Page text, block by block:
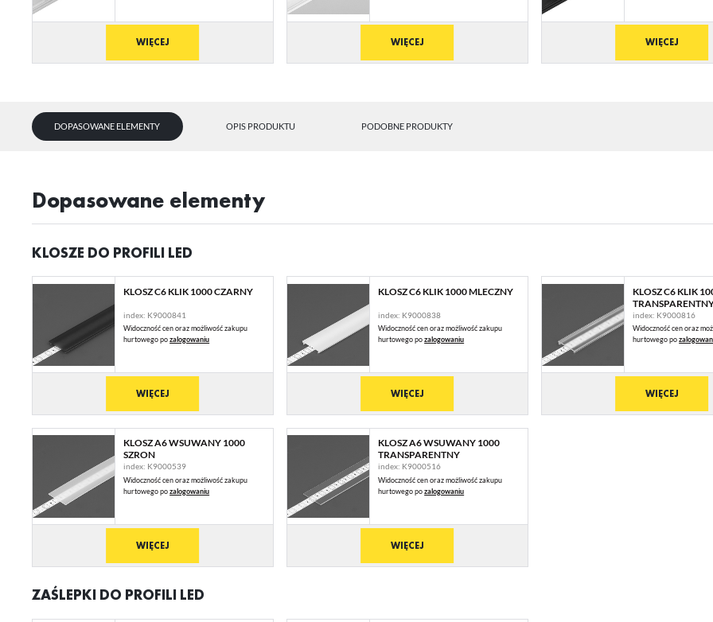
WIĘCEJ WIĘCEJ WIĘCEJ
DOPASOWANE ELEMENTY OPIS PRODUKTU PODOBNE PRODUKTY
dopasowane elementy
KLOSZE DO PROFILI LED
KLOSZ C6 KLIK 1000 CZARNY
index: K9000841
Widoczność cen oraz możliwość zakupu
hurtowego pozalogowaniu
WIĘCEJ
KLOSZ C6 KLIK 1000 MLECZNY
index: K9000838
Widoczność cen oraz możliwość zakupu
hurtowego pozalogowaniu
WIĘCEJ
KLOSZ C6 KLIK
index: K9000816
Widoczność cen oraz
hurtowego po
WIĘCEJ
KLOSZ A6 WSUWANY 1000
SZRON
index: K9000539
Widoczność cen oraz możliwość zakupu
hurtowego pozalogowaniu
WIĘCEJ
KLOSZ A6 WSUWANY 1000
TRANSPARENTNY
index: K9000516
Widoczność cen oraz możliwość zakupu
hurtowego pozalogowaniu
WIĘCEJ
ZAŚLEPKI DO PROFILI LED